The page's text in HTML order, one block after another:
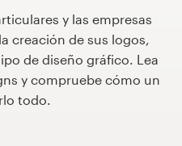
y las empresas
creación de sus logos,
de diseño gráfico. Lea
y compruebe cómo un
todo.